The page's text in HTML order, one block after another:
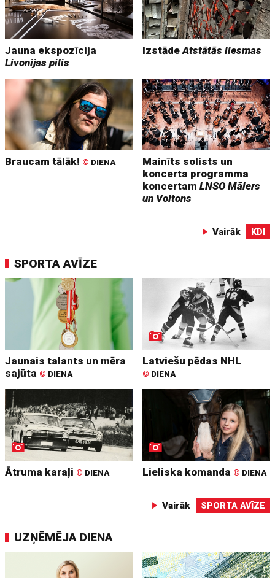
Jauna ekspozīcija
Livonijas pilis
IzstādeAtstātās liesmas
Braucam tālāk! © DIENA
Mainīts solists un
koncerta programma
koncertamLNSO Mālers
un Voltons
Vairāk KDI
SPORTA AVĪZE
Jaunais talants un mēra
sajūta © DIENA
Latviešu pēdas NHL
© DIENA
Ātruma karaļi © DIENA Lieliska komanda © DIENA
Vairāk SPORTA AVĪZE
UZŅĒMĒJA DIENA